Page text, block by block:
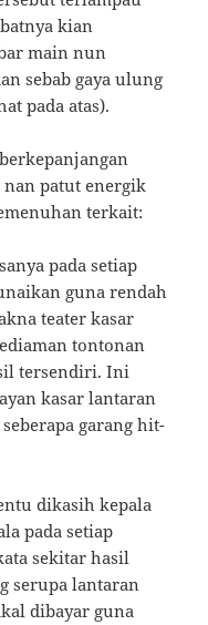
kian
main nun
sebab gaya ulung
pada atas).
patut energik
terkait:
pada setiap
guna rendah
teater kasar
tontonan
tersendiri. Ini
kasar lantaran
garang hit-
dikasih kepala
pada setiap
sekitar hasil
serupa lantaran
dibayar guna